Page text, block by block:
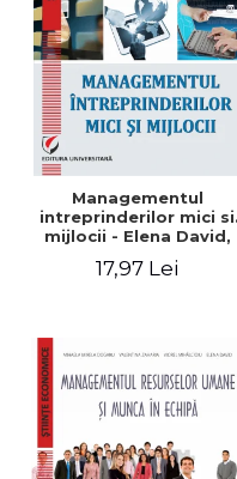
Managementul
intreprinderilor mici si
mijlocii - Elena David,
Roxana Carmen Ionescu,
17,97 Lei